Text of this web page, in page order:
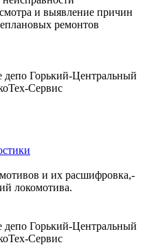
и выявление причин
ремонтов
депо Горький-Центральный
Сервис
и их расшифровка,-
локомотива.
депо Горький-Центральный
Сервис